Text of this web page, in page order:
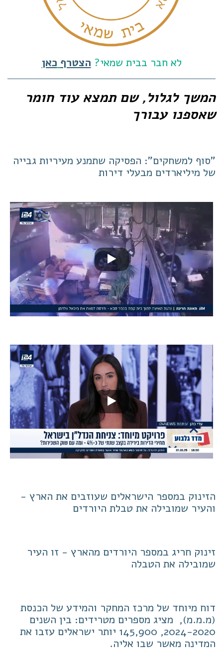
לא חבר בבית שמאי? הצטרף כאן
המשך לגלול, שם תמצא עוד חומר
שאספנו עבורך
"סוף למשחקים": הפסיקה שתמנע מעיריות גבייה
של מיליארדים מבעלי דירות
הזינוק במספר הישראלים שעוזבים את הארץ -
והעיר שמובילה את טבלת היורדים
זינוק חריג במספר היורדים מהארץ - זו העיר
שמובילה את הטבלה
דוח מיוחד של מרכז המחקר והמידע של הכנסת
(מ.מ.מ), מציג מספרים מטרידים: בין השנים
2024-2020, 145,900 יותר ישראלים עזבו את
המדינה מאשר שבו אליה.